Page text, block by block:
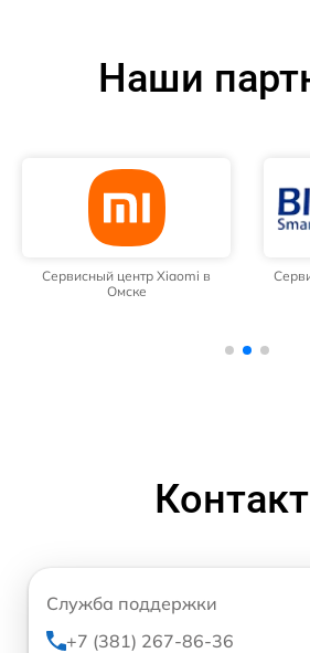
Наши
Сервисный центр Xiaomi в
Омске
Служба поддержки
+7 (381) 267-86-36